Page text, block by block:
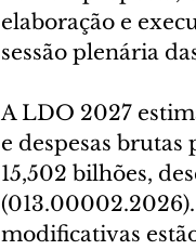
elaboração e
sessão plenária
A LDO 2027
e despesas
15,502 bilhões,
modificativas